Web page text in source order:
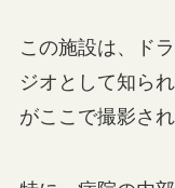
この施設は、ド
ジオとして知ら
がここで撮影され